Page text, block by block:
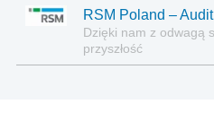
RSM Poland –
Dzięki nam z odwagą
przyszłość